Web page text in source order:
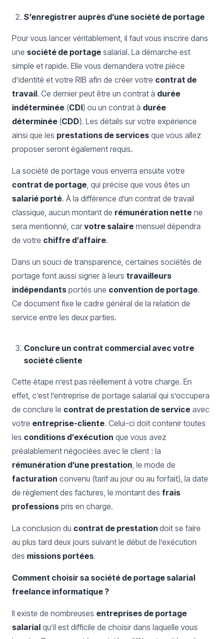
S’enregistrer auprès d’une société de portage
Pour vous lancer véritablement, il faut vous inscrire dans
une société de portage salarial. La démarche est
simple et rapide. Elle vous demandera votre pièce
d’identité et votre RIB afin de créer votre contrat de
travail. Ce dernier peut être un contrat à durée
indéterminée (CDI) ou un contrat à durée
déterminée (CDD). Les détails sur votre expérience
ainsi que les prestations de services que vous allez
proposer seront également requis.
La société de portage vous enverra ensuite votre
contrat de portage, qui précise que vous êtes un
salarié porté. À la différence d’un contrat de travail
classique, aucun montant de rémunération nette ne
sera mentionné, car votre salaire mensuel dépendra
de votre chiffre d’affaire.
Dans un souci de transparence, certaines sociétés de
portage font aussi signer à leurs travailleurs
indépendants portés une convention de portage.
Ce document fixe le cadre général de la relation de
service entre les deux parties.
Conclure un contrat commercial avec votre
société cliente
Cette étape n’est pas réellement à votre charge. En
effet, c’est l’entreprise de portage salarial qui s’occupera
de conclure le contrat de prestation de service avec
votre entreprise-cliente. Celui-ci doit contenir toutes
les conditions d’exécution que vous avez
préalablement négociées avec le client : la
rémunération d’une prestation, le mode de
facturation convenu (tarif au jour ou au forfait), la date
de règlement des factures, le montant des frais
professions pris en charge.
La conclusion du contrat de prestation doit se faire
au plus tard deux jours suivant le début de l’exécution
des missions portées.
Comment choisir sa société de portage salarial
freelance informatique ?
Il existe de nombreuses entreprises de portage
salarial qu’il est difficile de choisir dans laquelle vous